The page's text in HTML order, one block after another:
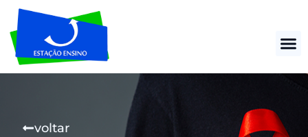
voltar